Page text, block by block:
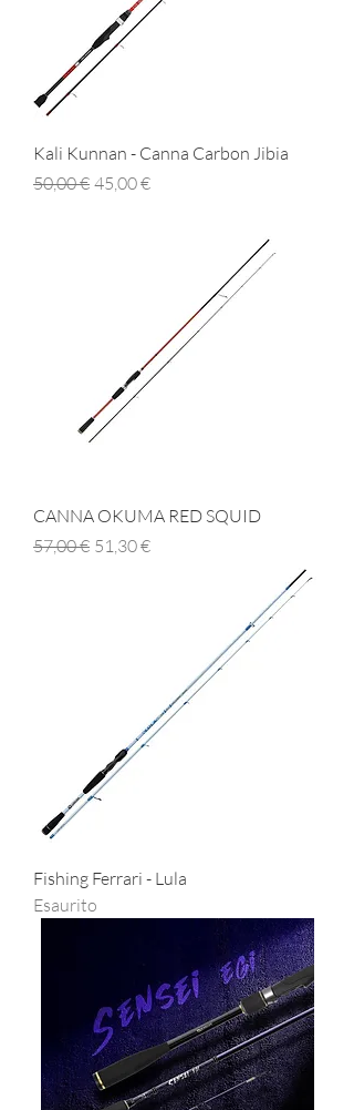
Kali Kunnan - Canna Carbon Jibia
Prezzo regolare
50,00 € Prezzo scontato
45,00 €
CANNA OKUMA RED SQUID
Prezzo regolare
57,00 € Prezzo scontato
51,30 €
Fishing Ferrari - Lula
Esaurito